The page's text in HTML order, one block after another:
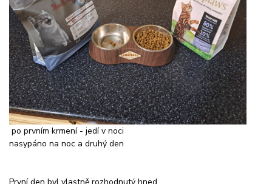
po prvním krmení - jedí v noci
nasypáno na noc a druhý den